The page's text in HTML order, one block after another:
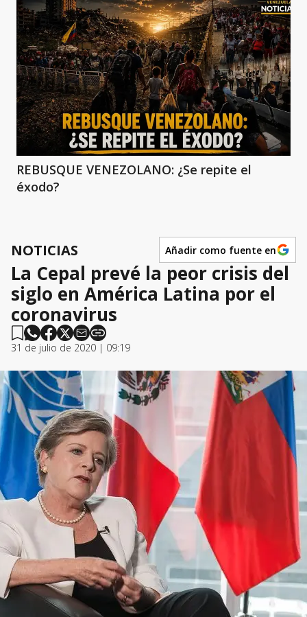
REBUSQUE VENEZOLANO: ¿Se repite el
éxodo?
NOTICIAS Añadir como fuente en
La Cepal prevé la peor crisis del
siglo en América Latina por el
coronavirus
31 de julio de 2020 | 09:19